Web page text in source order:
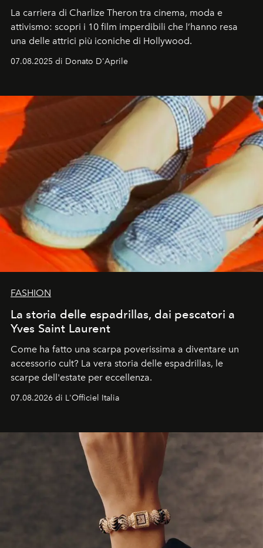
La carriera di Charlize Theron tra cinema, moda e
attivismo: scopri i 10 film imperdibili che l’hanno resa
una delle attrici più iconiche di Hollywood.
07.08.2025 di Donato D'Aprile
FASHION
La storia delle espadrillas, dai pescatori a
Yves Saint Laurent
Come ha fatto una scarpa poverissima a diventare un
accessorio cult? La vera storia delle espadrillas, le
scarpe dell'estate per eccellenza.
07.08.2026 di L'Officiel Italia